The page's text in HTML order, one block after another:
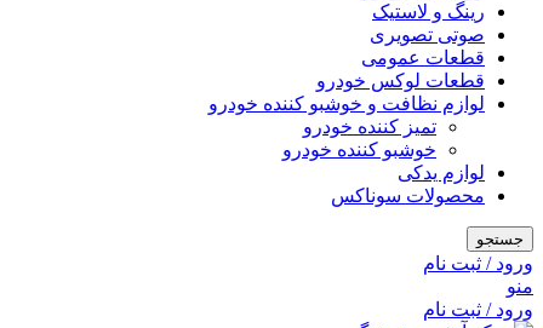
رینگ و لاستیک
صوتی تصویری
قطعات عمومی
قطعات لوکس خودرو
لوازم نظافت و خوشبو کننده خودرو
تمیز کننده خودرو
خوشبو کننده خودرو
لوازم یدکی
محصولات سوناکس
جستجو
ورود / ثبت نام
منو
ورود / ثبت نام